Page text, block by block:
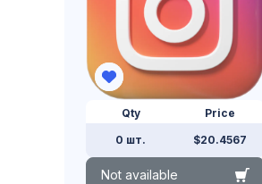
Qty
0 шт.
Price
$20.4567
Not available